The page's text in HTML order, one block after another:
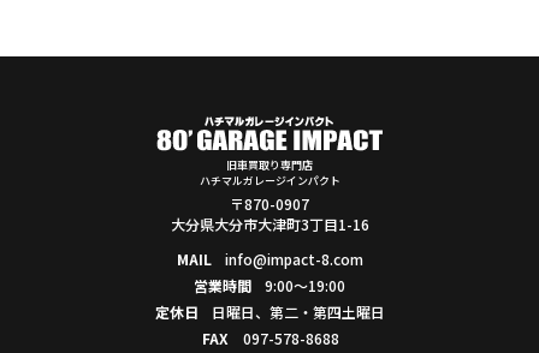
旧車買取り専門店
ハチマルガレージインパクト
〒870-0907
大分県大分市大津町3丁目1-16
MAIL
info@impact-8.com
営業時間
9:00～19:00
定休日
日曜日、第二・第四土曜日
FAX
097-578-8688